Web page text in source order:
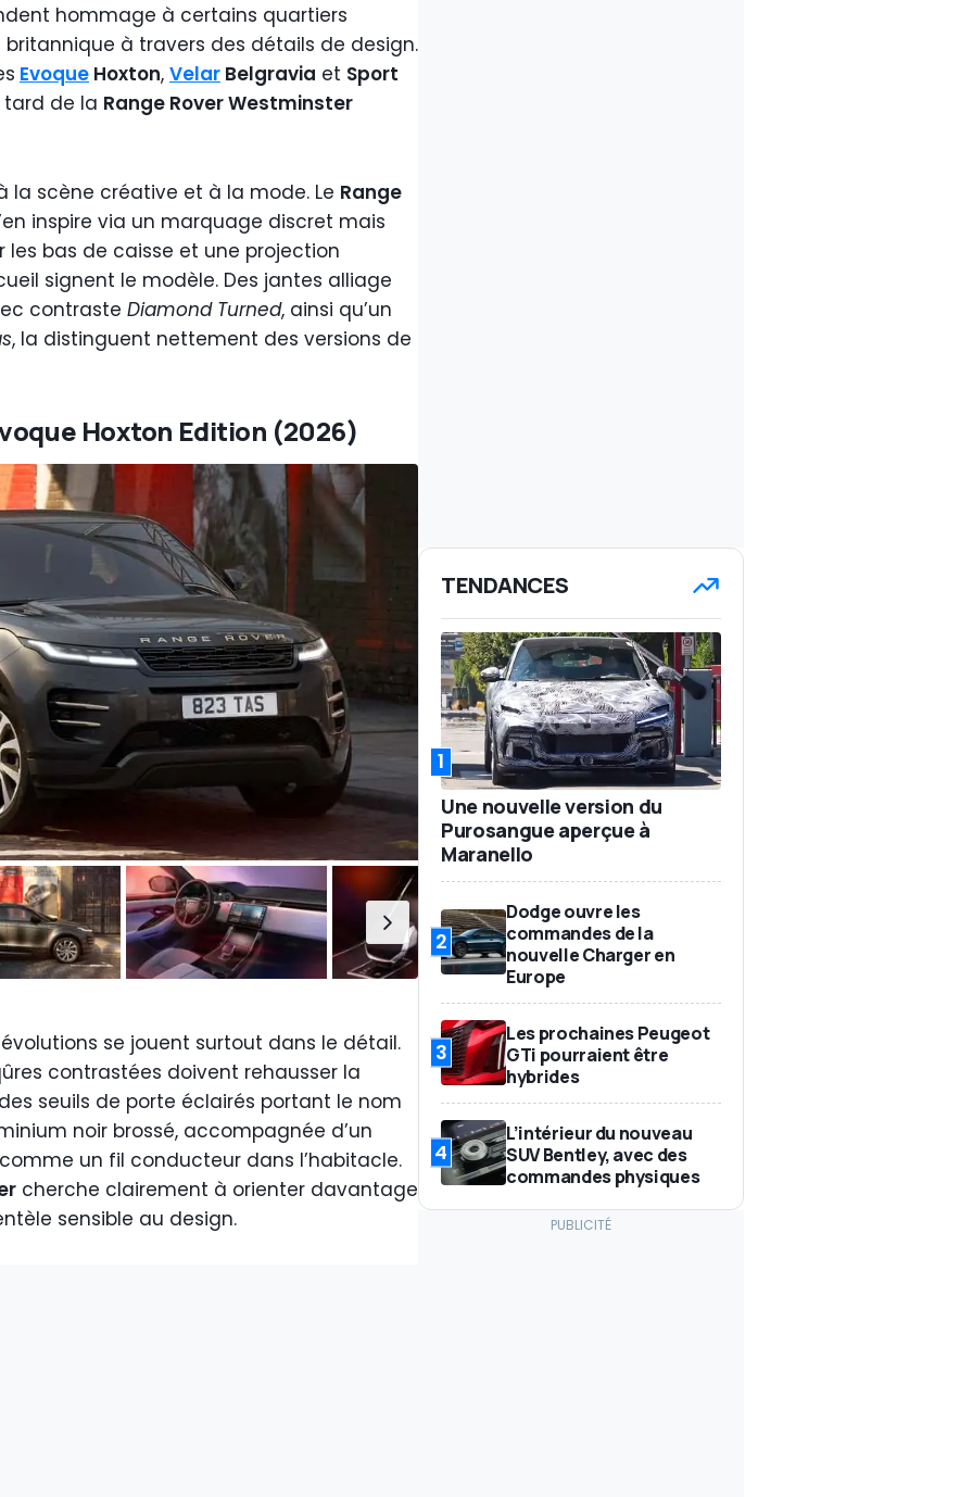
hommage à certains quartiers
à travers des détails de design.
Evoque Hoxton, Velar Belgravia et Sport
tard de la Range Rover Westminster
la scène créative et à la mode. Le Range
inspire via un marquage discret mais
les bas de caisse et une projection
signent le modèle. Des jantes alliage
contraste Diamond Turned, ainsi qu’un
, la distinguent nettement des versions de
Hoxton Edition (2026)
évolutions se jouent surtout dans le détail.
contrastées doivent rehausser la
seuils de porte éclairés portant le nom
noir brossé, accompagnée d’un
un fil conducteur dans l’habitacle.
cherche clairement à orienter davantage
sensible au design.
TENDANCES
1
Une nouvelle version du
Purosangue aperçue à
Maranello
2
Dodge ouvre les
commandes de la
nouvelle Charger en
Europe
3
Les prochaines Peugeot
GTi pourraient être
hybrides
4
L’intérieur du nouveau
SUV Bentley, avec des
commandes physiques